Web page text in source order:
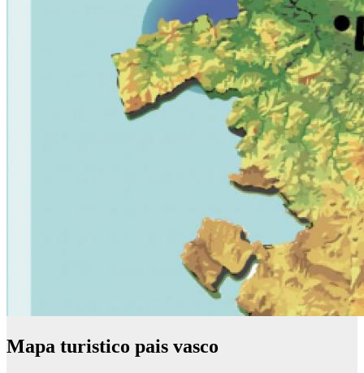
Mapa turistico pais vasco